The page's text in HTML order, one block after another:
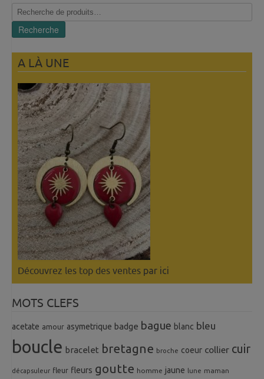
Recherche
pour :
Recherche
A LÀ UNE
Découvrez les top des ventes par ici
MOTS CLEFS
acetate amour asymetrique badge bague blanc bleu
boucle bracelet bretagne broche coeur collier cuir
décapsuleur fleur fleurs goutte homme jaune lune maman